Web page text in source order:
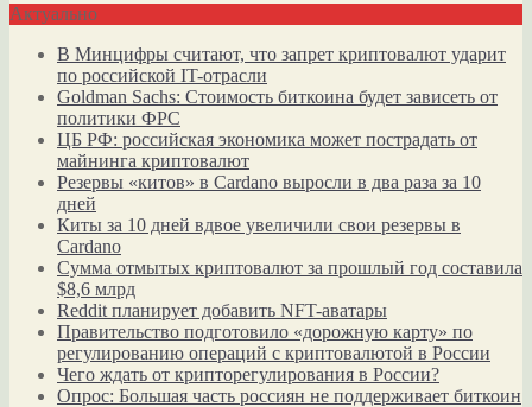
Актуально
В Минцифры считают, что запрет криптовалют ударит
по российской IT-отрасли
Goldman Sachs: Стоимость биткоина будет зависеть от
политики ФРС
ЦБ РФ: российская экономика может пострадать от
майнинга криптовалют
Резервы «китов» в Cardano выросли в два раза за 10
дней
Киты за 10 дней вдвое увеличили свои резервы в
Cardano
Сумма отмытых криптовалют за прошлый год составила
$8,6 млрд
Reddit планирует добавить NFT-аватары
Правительство подготовило «дорожную карту» по
регулированию операций с криптовалютой в России
Чего ждать от крипторегулирования в России?
Опрос: Большая часть россиян не поддерживает биткоин